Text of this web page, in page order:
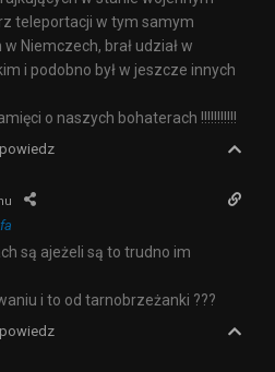
teleportacji w tym samym
Niemczech, brał udział w
i podobno był w jeszcze innych
o naszych bohaterach !!!!!!!!!!!
są ajeżeli są to trudno im
i to od tarnobrzeżanki ???